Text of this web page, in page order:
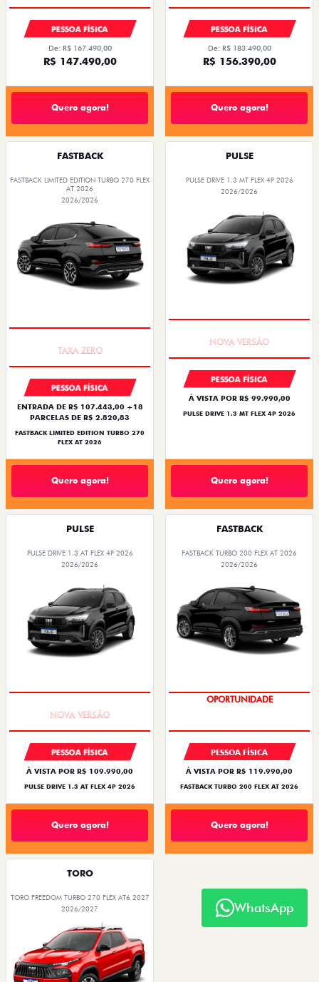
PESSOA FÍSICA
De: R$ 167.490,00
R$ 147.490,00
Quero agora!
PESSOA FÍSICA
De: R$ 183.490,00
R$ 156.390,00
Quero agora!
FASTBACK
FASTBACK LIMITED EDITION TURBO 270 FLEX
AT 2026
2026/2026
PESSOA FÍSICA
ENTRADA DE R$ 107.443,00 +18
PARCELAS DE R$ 2.820,83
FASTBACK LIMITED EDITION TURBO 270
FLEX AT 2026
Quero agora!
PULSE
PULSE DRIVE 1.3 MT FLEX 4P 2026
2026/2026
PESSOA FÍSICA
À VISTA POR R$ 99.990,00
PULSE DRIVE 1.3 MT FLEX 4P 2026
Quero agora!
PULSE
PULSE DRIVE 1.3 AT FLEX 4P 2026
2026/2026
PESSOA FÍSICA
À VISTA POR R$ 109.990,00
PULSE DRIVE 1.3 AT FLEX 4P 2026
Quero agora!
FASTBACK
FASTBACK TURBO 200 FLEX AT 2026
2026/2026
OPORTUNIDADE
PESSOA FÍSICA
À VISTA POR R$ 119.990,00
FASTBACK TURBO 200 FLEX AT 2026
Quero agora!
TORO
TORO FREEDOM TURBO 270 FLEX AT6 2027
2026/2027
WhatsApp